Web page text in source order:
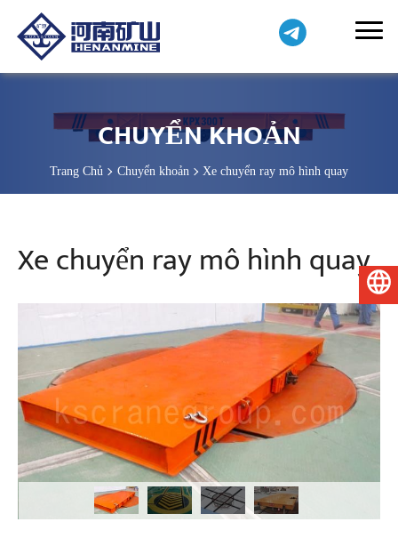
CHUYỂN KHOẢN
Trang Chủ Chuyển khoản Xe chuyển ray mô hình quay
Xe chuyển ray mô hình quay Tiếng Việt